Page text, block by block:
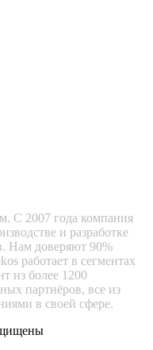
С 2007 года компания
и разработке
Нам доверяют 90%
работает в сегментах
из более 1200
партнёров, все из
в своей сфере.